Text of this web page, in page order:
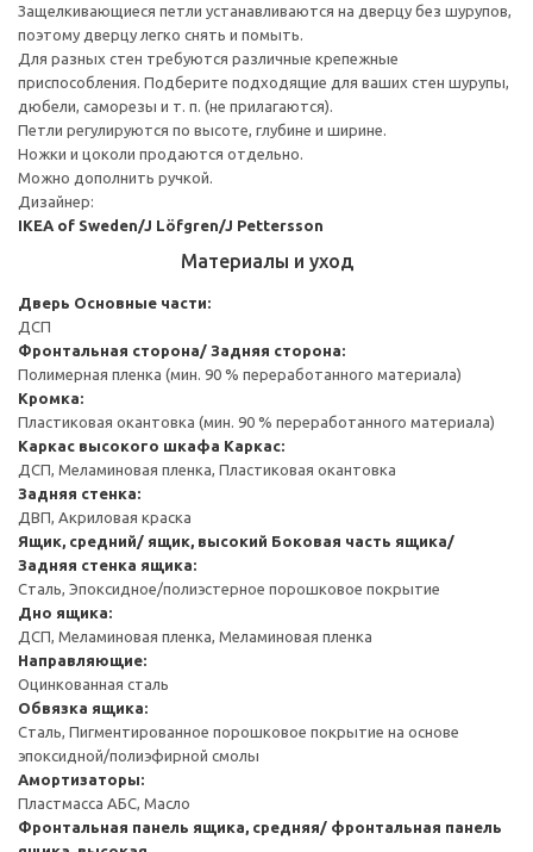
Защелкивающиеся петли устанавливаются на дверцу без шурупов,
поэтому дверцу легко снять и помыть.
Для разных стен требуются различные крепежные
приспособления. Подберите подходящие для ваших стен шурупы,
дюбели, саморезы и т. п. (не прилагаются).
Петли регулируются по высоте, глубине и ширине.
Ножки и цоколи продаются отдельно.
Можно дополнить ручкой.
Дизайнер:
IKEA of Sweden/J Löfgren/J Pettersson
Материалы и уход
Дверь Основные части:
ДСП
Фронтальная сторона/ Задняя сторона:
Полимерная пленка (мин. 90 % переработанного материала)
Кромка:
Пластиковая окантовка (мин. 90 % переработанного материала)
Каркас высокого шкафа Каркас:
ДСП, Меламиновая пленка, Пластиковая окантовка
Задняя стенка:
ДВП, Акриловая краска
Ящик, средний/ ящик, высокий Боковая часть ящика/
Задняя стенка ящика:
Сталь, Эпоксидное/полиэстерное порошковое покрытие
Дно ящика:
ДСП, Меламиновая пленка, Меламиновая пленка
Направляющие:
Оцинкованная сталь
Обвязка ящика:
Сталь, Пигментированное порошковое покрытие на основе
эпоксидной/полиэфирной смолы
Амортизаторы:
Пластмасса АБС, Масло
Фронтальная панель ящика, средняя/ фронтальная панель